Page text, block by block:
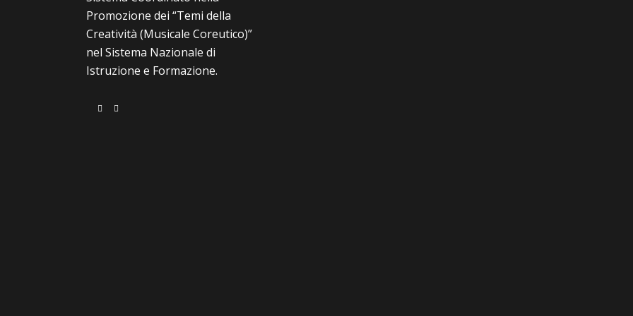
Promozione dei “Temi della
Creatività (Musicale Coreutico)”
nel Sistema Nazionale di
Istruzione e Formazione.